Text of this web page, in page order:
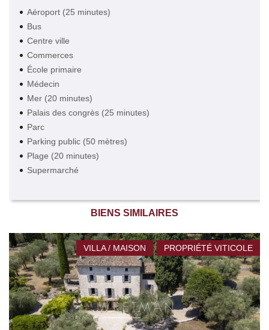
Aéroport (25 minutes)
Bus
Centre ville
Commerces
École primaire
Médecin
Mer (20 minutes)
Palais des congrès (25 minutes)
Parc
Parking public (50 mètres)
Plage (20 minutes)
Supermarché
BIENS SIMILAIRES
PROPRIÉTÉ VITICOLE
VILLA / MAISON